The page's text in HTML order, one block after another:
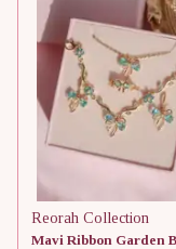
Reorah Collection